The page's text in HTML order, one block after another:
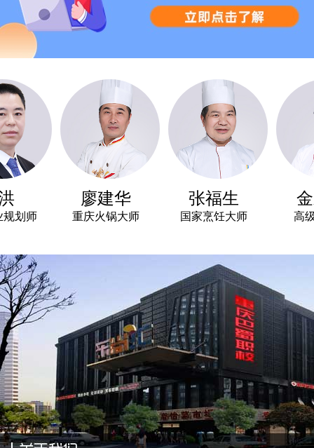
廖建华
重庆火锅大师
张福生
国家烹饪大师
金永
高级西点